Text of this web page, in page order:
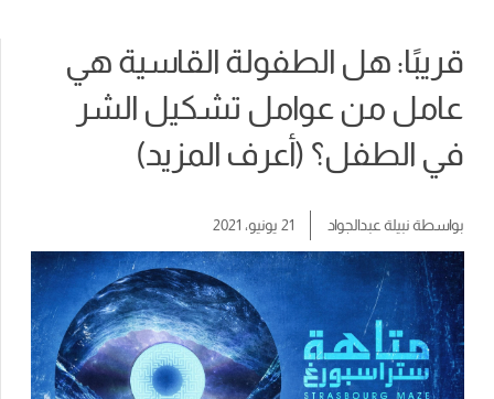
قريبًا: هل الطفولة القاسية هي
عامل من عوامل تشكيل الشر
في الطفل؟ (أعرف المزيد)
بواسطةنبيلة عبدالجواد 21 يونيو، 2021